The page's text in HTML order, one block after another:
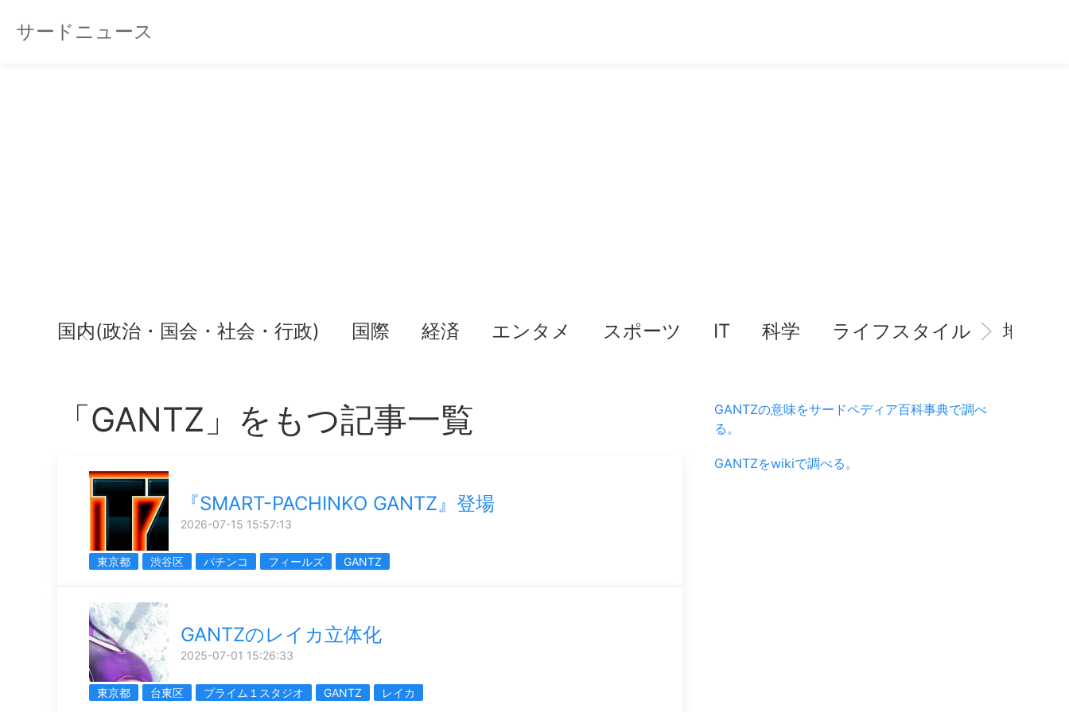
サードニュース
国内(政治・国会・社会・行政) 国際 経済 エンタメ スポーツ IT 科学 ライフスタイル 地域情
「GANTZ」をもつ記事一覧
『SMART-PACHINKO GANTZ』登場
2026-07-15 15:57:13
東京都 渋谷区 パチンコ フィールズ GANTZ
GANTZのレイカ立体化
2025-07-01 15:26:33
東京都 台東区 プライム１スタジオ GANTZ レイカ
GANTZの意味をサードペディア百科事典で調べ
る。
GANTZをwikiで調べる。